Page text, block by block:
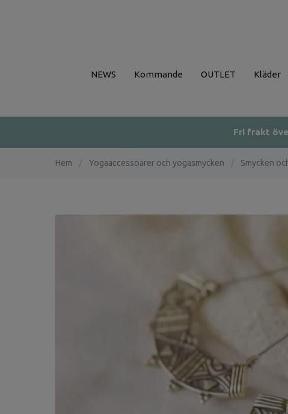
NEWS Kommande OUTLET Kläder
Fri frakt
Hem Yogaaccessoarer och yogasmycken Smycken